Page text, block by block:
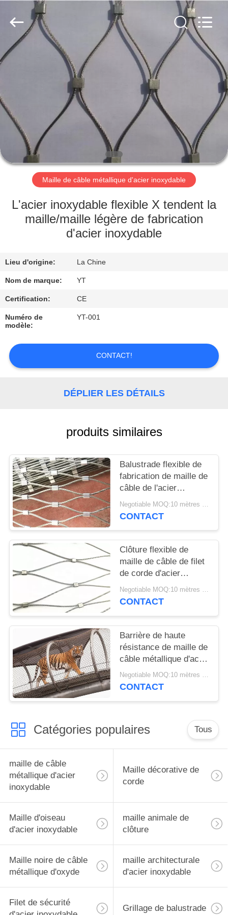
MAISON
PRODUITS
AU
SUJET
DE
NOUS
VISITE
D'USINE
DE
QUALITÉ
CONTACTEZ-
NOUS
DEMANDEZ
CITATION
NOUVELLES
d'acier
inoxydable
Fournisseur.
Copyright
2018
2020
decorativeropemesh.com.
Maille de câble métallique d'acier inoxydable
L'acier inoxydable flexible X tendent la
maille/maille légère de fabrication
d'acier inoxydable
Lieu d'origine: La Chine
Nom de marque: YT
Certification: CE
Numéro de
modèle:
YT-001
CONTACT!
DÉPLIER LES DÉTAILS
produits similaires
Balustrade flexible de
fabrication de maille de
câble de l'acier
inoxydable 316 pour
des marinas
Negotiable MOQ:10 mètres carrés
CONTACT
Clôture flexible de
maille de câble de filet
de corde d'acier
inoxydable de la forme
7x7 de diamant
Negotiable MOQ:10 mètres carrés
CONTACT
Barrière de haute
résistance de maille de
câble métallique d'acier
inoxydable pour les
cages animales
Negotiable MOQ:10 mètres carrés
CONTACT
Catégories populaires Tous
maille de câble
métallique d'acier
inoxydable
Maille décorative de
corde
Maille d'oiseau
d'acier inoxydable
maille animale de
clôture
Maille noire de câble
métallique d'oxyde
maille architecturale
d'acier inoxydable
Filet de sécurité
Grillage de balustrade